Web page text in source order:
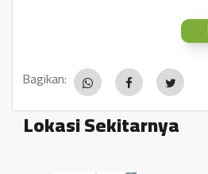
Bagikan:
Lokasi Sekitarnya